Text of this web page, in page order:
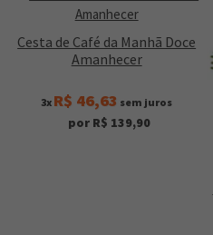
Cesta de Café da Manhã Doce
Amanhecer
3x R$ 46,63 sem juros
por R$ 139,90